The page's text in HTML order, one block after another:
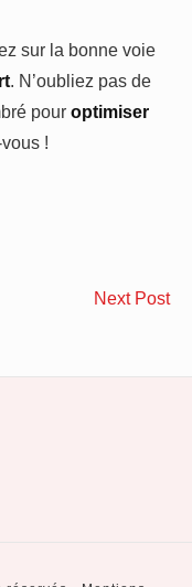
sur la bonne voie
. N’oubliez pas de
pour optimiser
!
Next Post